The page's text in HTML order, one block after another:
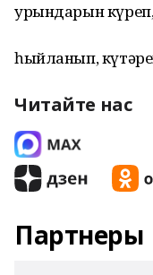
урындарын
һыйланып,
Читайте нас
Партнеры